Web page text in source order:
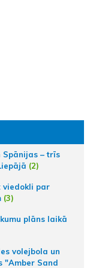
Spānijas – trīs
(2)
viedokli par
(3)
plāns laikā
volejbola un
"Amber Sand